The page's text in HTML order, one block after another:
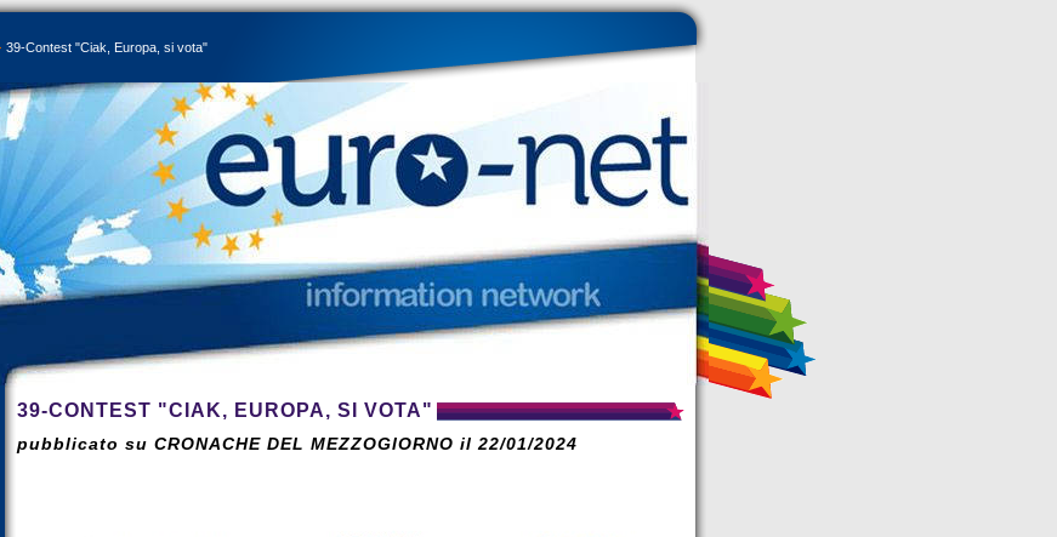
39-Contest "Ciak, Europa, si vota"
39-CONTEST "CIAK, EUROPA, SI VOTA"
pubblicato su CRONACHE DEL MEZZOGIORNO il 22/01/2024